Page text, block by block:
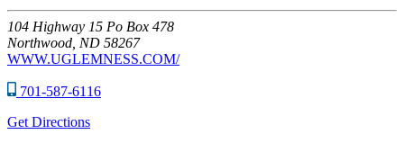
104 Highway 15 Po Box 478
Northwood, ND 58267
WWW.UGLEMNESS.COM/
701-587-6116
Get Directions